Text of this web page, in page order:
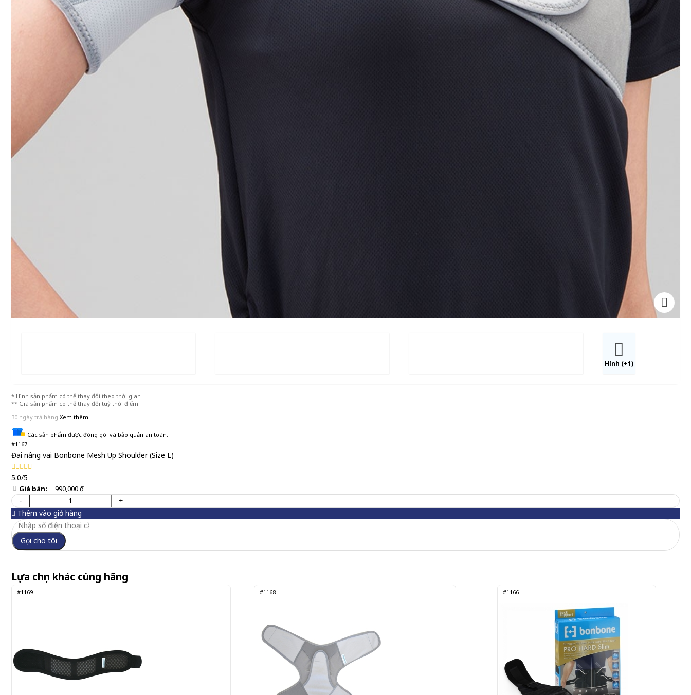
Hình (+1)
* Hình sản phẩm có thể thay đổi theo thời gian
** Giá sản phẩm có thể thay đổi tuỳ thời điểm
30 ngày trả hàng Xem thêm
Các sản phẩm được đóng gói và bảo quản an toàn.
#1167
Đai nâng vai Bonbone Mesh Up Shoulder (Size L)
5.0/5
Giá bán: 990,000 đ
-
+
Thêm vào giỏ hàng
Gọi cho tôi
Lựa chọn khác cùng hãng
#1169 #1168 #1166